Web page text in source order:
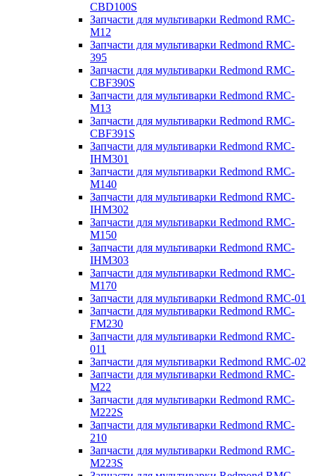
CBD100S
Запчасти для мультиварки Redmond RMC-
M12
Запчасти для мультиварки Redmond RMC-
395
Запчасти для мультиварки Redmond RMC-
CBF390S
Запчасти для мультиварки Redmond RMC-
M13
Запчасти для мультиварки Redmond RMC-
CBF391S
Запчасти для мультиварки Redmond RMC-
IHM301
Запчасти для мультиварки Redmond RMC-
M140
Запчасти для мультиварки Redmond RMC-
IHM302
Запчасти для мультиварки Redmond RMC-
M150
Запчасти для мультиварки Redmond RMC-
IHM303
Запчасти для мультиварки Redmond RMC-
M170
Запчасти для мультиварки Redmond RMC-01
Запчасти для мультиварки Redmond RMC-
FM230
Запчасти для мультиварки Redmond RMC-
011
Запчасти для мультиварки Redmond RMC-02
Запчасти для мультиварки Redmond RMC-
M22
Запчасти для мультиварки Redmond RMC-
M222S
Запчасти для мультиварки Redmond RMC-
210
Запчасти для мультиварки Redmond RMC-
M223S